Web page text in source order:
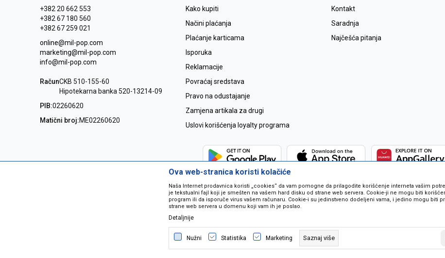
+382 20 662 553
+382 67 180 560
+382 67 259 021
online@mil-pop.com
marketing@mil-pop.com
info@mil-pop.com
RačunCKB 510-155-60
Hipotekarna banka 520-13214-09
PIB:02260620
Matični broj:ME02260620
Kako kupiti
Načini plaćanja
Plaćanje karticama
Isporuka
Reklamacije
Povraćaj sredstava
Pravo na odustajanje
Zamjena artikala za drugi
Uslovi korišćenja loyalty programa
Kontakt
Saradnja
Najčešća pitanja
Nastojimo da budemo što precizniji u opisu proizvoda, prikazu slika i samih cijena ali ne možemo garantovati da su
grešaka. Svi artikli na sajtu su dio naše ponude i ne podrazumjeva se da su dostupni u svakom trenutku.
pozivom na broj 067259021.
©2026www.mil-pop.com, IzradaNB SOFT. Sva prava zadržana.
Ova web-stranica koristi kolačiće
Naša Internet prodavnica koristi „cookies“ da vam pomogne da prilagodite korišćenje interneta vašim
je tekstualni fajl koji je smešten na vašem hard disku od strane web servera. Cookie-ji ne mogu biti
program ili da isporuče virus vašem računaru. Cookie-i su jedinstveno dodeljeni vama, i jedino mogu biti
strane web servera u domenu koji vam ih je poslao.
Detaljnije
Nužni Statistika Marketing Saznaj više